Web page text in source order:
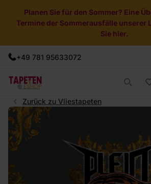
Planen Sie für den Sommer? Eine
Termine der Sommerausfälle unserer
Sie hier.
+49 781 95633072
Zurück zu Vliestapeten